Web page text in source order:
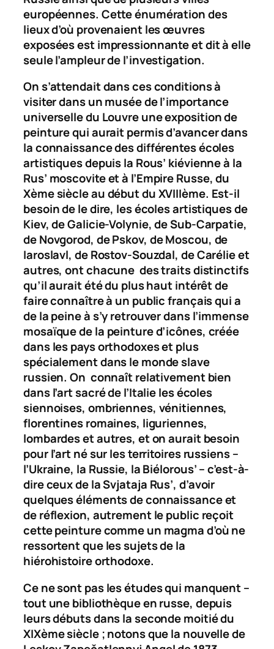
européennes. Cette énumération des
lieux d’où provenaient les œuvres
exposées est impressionnante et dit à elle
seule l’ampleur de l’investigation.
On s’attendait dans ces conditions à
visiter dans un musée de l’importance
universelle du Louvre uneexposition de
peinturequi aurait permis d’avancer dans
la connaissance des différentes écoles
artistiques depuis la Rous’ kiévienne à la
Rus’ moscovite et à l’Empire Russe, du
Xème siècle au début du XVIIIème. Est-il
besoin de le dire, les écoles artistiques de
Kiev, de Galicie-Volynie, de Sub-Carpatie,
de Novgorod, de Pskov, de Moscou, de
Iaroslavl, de Rostov-Souzdal, de Carélie et
autres, ont chacune des traits distinctifs
qu’il aurait été du plus haut intérêt de
faire connaître à un public français qui a
de la peine à s’y retrouver dans l’immense
mosaïque de la peinture d’icônes, créée
dans les pays orthodoxes et plus
spécialement dans le monde slave
russien. On connaît relativement bien
dans l’art sacré de l’Italie les écoles
siennoises, ombriennes, vénitiennes,
florentines romaines, liguriennes,
lombardes et autres, et on aurait besoin
pour l’art né sur les territoires russiens –
l’Ukraine, la Russie, la Biélorous’ – c’est-à-
dire ceux de laSvjataja Rus’, d’avoir
quelques éléments de connaissance et
de réflexion, autrement le public reçoit
cette peinture comme un magma d’où ne
ressortent que les sujets de la
hiérohistoire orthodoxe.
Ce ne sont pas les études qui manquent –
tout une bibliothèque en russe, depuis
leurs débuts dans la seconde moitié du
XIXème siècle ; notons que la nouvelle de